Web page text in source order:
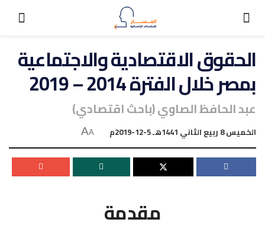
الحقوق الاقتصادية والاجتماعية
بمصر خلال الفترة 2014 – 2019
عبد الحافظ الصاوي (باحث اقتصادي)
الخميس 8 ربيع الثاني 1441هـ 5-12-2019م A
A
مقدمة